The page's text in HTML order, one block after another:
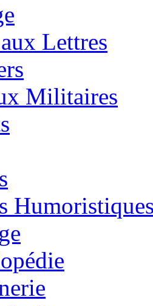
Lettres
Militaires